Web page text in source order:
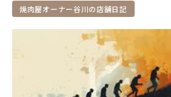
焼肉屋オーナー谷川の店舗日記